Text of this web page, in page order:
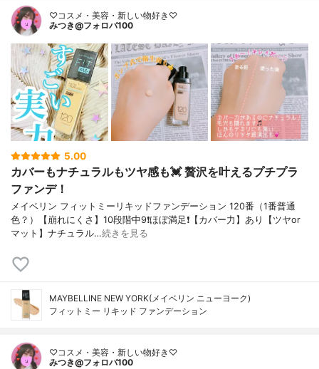
♡コスメ・美容・新しい物好き♡
みつき@フォロバ100
5.00
カバーもナチュラルもツヤ感も💓 贅沢を叶えるプチプラ
ファンデ！
メイベリン フィットミーリキッドファンデーション 120番（1番普通
色？）【崩れにくさ】10段階中9❗️ほぼ満足❗️【カバー力】あり【ツヤor
マット】ナチュラル…続きを見る
MAYBELLINE NEW YORK(メイベリン ニューヨーク)
フィットミー リキッド ファンデーション
♡コスメ・美容・新しい物好き♡
みつき@フォロバ100